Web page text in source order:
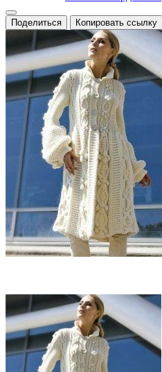
Поделиться Копировать ссылку